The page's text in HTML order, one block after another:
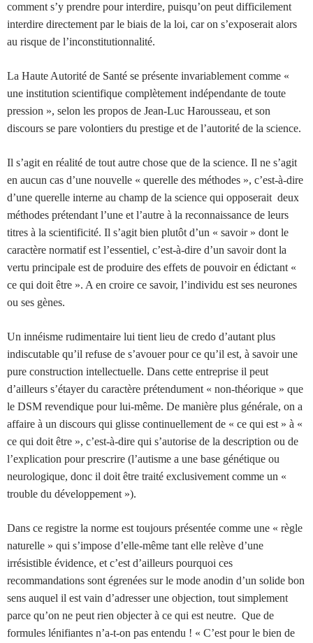
comment s’y prendre pour interdire, puisqu’on peut difficilement
interdire directement par le biais de la loi, car on s’exposerait alors
au risque de l’inconstitutionnalité.
La Haute Autorité de Santé se présente invariablement comme «
une institution scientifique complètement indépendante de toute
pression », selon les propos de Jean-Luc Harousseau, et son
discours se pare volontiers du prestige et de l’autorité de la science.
Il s’agit en réalité de tout autre chose que de la science. Il ne s’agit
en aucun cas d’une nouvelle « querelle des méthodes », c’est-à-dire
d’une querelle interne au champ de la science qui opposerait deux
méthodes prétendant l’une et l’autre à la reconnaissance de leurs
titres à la scientificité. Il s’agit bien plutôt d’un « savoir » dont le
caractère normatif est l’essentiel, c’est-à-dire d’un savoir dont la
vertu principale est de produire des effets de pouvoir en édictant «
ce qui doit être ». A en croire ce savoir, l’individu est ses neurones
ou ses gènes.
Un innéisme rudimentaire lui tient lieu de credo d’autant plus
indiscutable qu’il refuse de s’avouer pour ce qu’il est, à savoir une
pure construction intellectuelle. Dans cette entreprise il peut
d’ailleurs s’étayer du caractère prétendument « non-théorique » que
le DSM revendique pour lui-même. De manière plus générale, on a
affaire à un discours qui glisse continuellement de « ce qui est » à «
ce qui doit être », c’est-à-dire qui s’autorise de la description ou de
l’explication pour prescrire (l’autisme a une base génétique ou
neurologique, donc il doit être traité exclusivement comme un «
trouble du développement »).
Dans ce registre la norme est toujours présentée comme une « règle
naturelle » qui s’impose d’elle-même tant elle relève d’une
irrésistible évidence, et c’est d’ailleurs pourquoi ces
recommandations sont égrenées sur le mode anodin d’un solide bon
sens auquel il est vain d’adresser une objection, tout simplement
parce qu’on ne peut rien objecter à ce qui est neutre. Que de
formules lénifiantes n’a-t-on pas entendu ! « C’est pour le bien de